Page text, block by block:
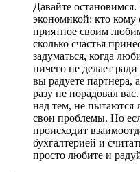
Давайте
экономикой: кто кому
приятное своим
сколько счастья
задуматься, когда
ничего не делает
вы радуете партнера,
разу не порадовал
над тем, не пытаются
свои проблемы. Но
происходит
бухгалтерией и
просто любите и